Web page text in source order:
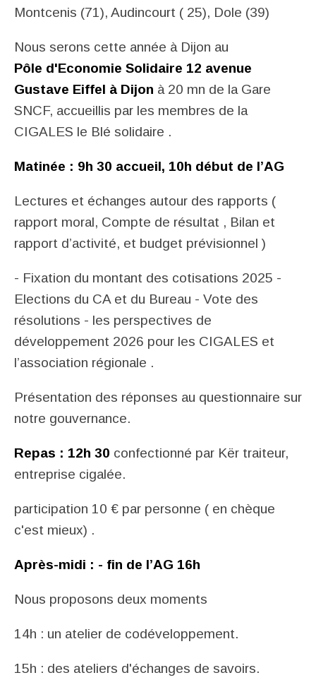
Montcenis (71), Audincourt ( 25), Dole (39)
Nous serons cette année àDijon au
Pôle d'Economie Solidaire 12 avenue
Gustave Eiffel à Dijon à 20 mn de la Gare
SNCF, accueillis par les membres de la
CIGALES le Blé solidaire .
Matinée : 9h 30 accueil, 10h début de l’AG
Lectures et échanges autour des rapports (
rapport moral, Compte de résultat , Bilan et
rapport d’activité, et budget prévisionnel )
- Fixation du montant des cotisations 2025 -
Elections du CA et du Bureau - Vote des
résolutions - les perspectives de
développement 2026 pour les CIGALES et
l’association régionale .
Présentation des réponses au questionnaire sur
notre gouvernance.
Repas : 12h 30 confectionné par Kër traiteur,
entreprise cigalée.
participation 10 € par personne ( en chèque
c'est mieux) .
Après-midi : - fin de l’AG 16h
Nous proposons deux moments
14h : un atelier de codéveloppement.
15h : des ateliers d'échanges de savoirs.